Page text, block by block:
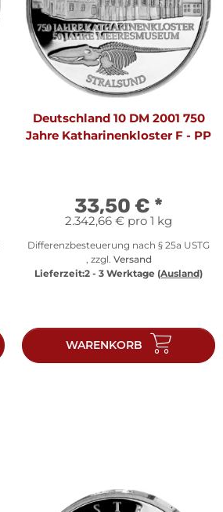
Deutschland 10 DM 2001 750
Jahre Katharinenkloster F - PP
33,50 € *
2.342,66 € pro 1 kg
Differenzbesteuerung nach § 25a USTG
, zzgl. Versand
Lieferzeit:2 - 3 Werktage (Ausland)
WARENKORB